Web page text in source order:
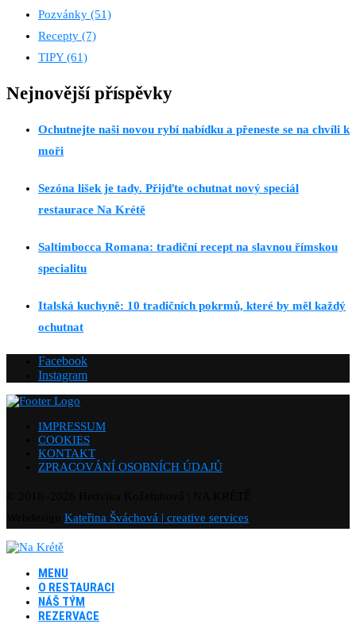
Pozvánky (51)
Recepty (7)
TIPY(61)
Nejnovější příspěvky
Ochutnejte naši novou rybí nabídku a přeneste se na chvíli k
moři
Sezóna lišek je tady. Přijďte ochutnat nový speciál
restaurace Na Krétě
Saltimbocca Romana: tradiční recept na slavnou římskou
specialitu
Italská kuchyně: 10 tradičních pokrmů, které by měl každý
ochutnat
Facebook
Instagram
IMPRESSUM
COOKIES
KONTAKT
ZPRACOVÁNÍ OSOBNÍCH ÚDAJŮ
Kateřina Šváchová | creative services
MENU
O RESTAURACI
NÁŠ TÝM
REZERVACE